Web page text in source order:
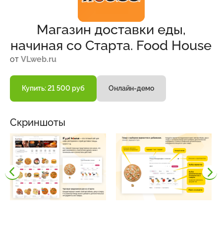
Магазин доставки еды,
начиная со Старта. Food House
от VLweb.ru
Купить: 21 500 руб Онлайн-демо
Скриншоты